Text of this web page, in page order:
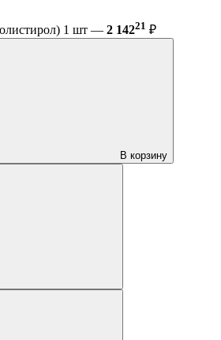
1 шт — 2 14221 ₽
В корзину